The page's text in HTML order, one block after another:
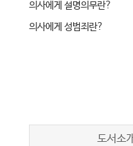
의사에게 설명의무란?
의사에게 성범죄란?
참고3) 교수의 전공의 환자
도서소